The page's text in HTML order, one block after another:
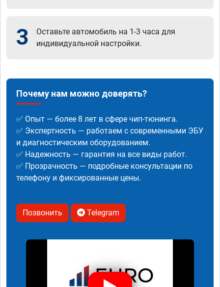
3
Оставьте автомобиль на 1-3 часа для
индивидуальной настройки.
Почему нам можно доверять?
✅ Опыт — более 8 лет в сфере чип-тюнинга.
✅ Экспертность — работаем с современными ЭБУ
и диагностическим оборудованием.
✅ Надежность — гарантия на все виды работ.
✅ Прозрачность — подробные консультации по
телефону и фиксированные цены.
Позвонить Telegram